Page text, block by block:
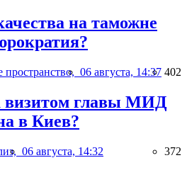
на таможне
пространство, 06 августа, 14:37 402
визитом главы МИД
в Киев?
06 августа, 14:32 372